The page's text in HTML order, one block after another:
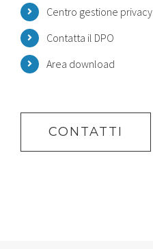
Centro gestione privacy
Contatta il DPO
Area download
CONTATTI